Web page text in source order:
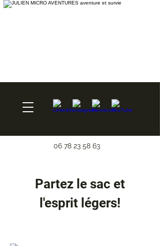
06 78 23 58 63
Partez le sac et
l'esprit légers!